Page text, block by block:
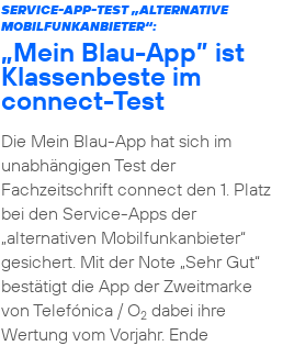
SERVICE-APP-TEST „ALTERNATIVE
MOBILFUNKANBIETER“:
„Mein Blau-App” ist
Klassenbeste im
connect-Test
Die Mein Blau-App hat sich im
unabhängigen Test der
Fachzeitschrift connect den 1. Platz
bei den Service-Apps der
„alternativen Mobilfunkanbieter“
gesichert. Mit der Note „Sehr Gut“
bestätigt die App der Zweitmarke
von Telefónica / O2dabei ihre
Wertung vom Vorjahr. Ende